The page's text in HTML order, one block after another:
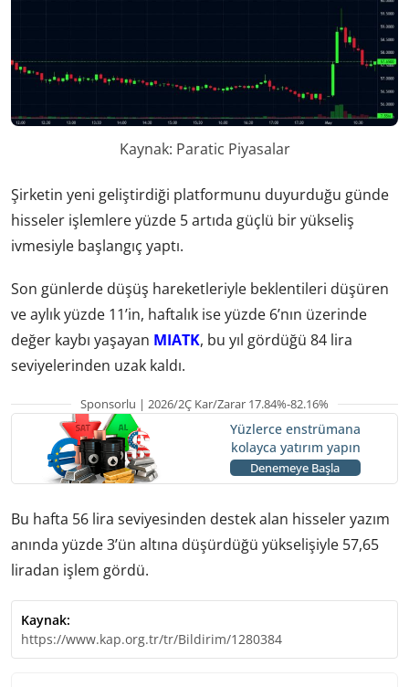
Kaynak: Paratic Piyasalar
Şirketin yeni geliştirdiği platformunu duyurduğu günde
hisseler işlemlere yüzde 5 artıda güçlü bir yükseliş
ivmesiyle başlangıç yaptı.
Son günlerde düşüş hareketleriyle beklentileri düşüren
ve aylık yüzde 11’in, haftalık ise yüzde 6’nın üzerinde
değer kaybı yaşayan MIATK, bu yıl gördüğü 84 lira
seviyelerinden uzak kaldı.
Sponsorlu | 2026/2Ç Kar/Zarar 17.84%-82.16%
Yüzlerce enstrümana
kolayca yatırım yapın
Denemeye Başla
Bu hafta 56 lira seviyesinden destek alan hisseler yazım
anında yüzde 3’ün altına düşürdüğü yükselişiyle 57,65
liradan işlem gördü.
Kaynak:
https://www.kap.org.tr/tr/Bildirim/1280384